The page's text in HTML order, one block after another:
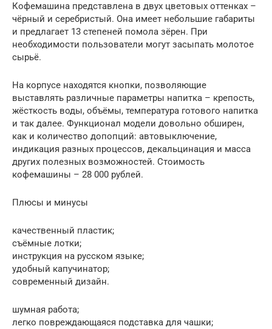
Кофемашина представлена в двух цветовых оттенках –
чёрный и серебристый. Она имеет небольшие габариты
и предлагает 13 степеней помола зёрен. При
необходимости пользователи могут засыпать молотое
сырьё.
На корпусе находятся кнопки, позволяющие
выставлять различные параметры напитка – крепость,
жёсткость воды, объёмы, температура готового напитка
и так далее. Функционал модели довольно обширен,
как и количество допопций: автовыключение,
индикация разных процессов, декальцинация и масса
других полезных возможностей. Стоимость
кофемашины – 28 000 рублей.
Плюсы и минусы
качественный пластик;
съёмные лотки;
инструкция на русском языке;
удобный капучинатор;
современный дизайн.
шумная работа;
легко повреждающаяся подставка для чашки;